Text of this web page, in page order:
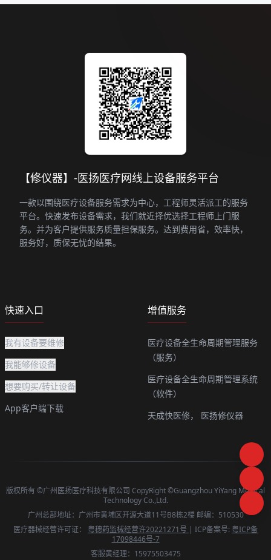
【修仪器】-医扬医疗网线上设备服务平台
一款以围绕医疗设备服务需求为中心，工程师灵活派工的服务
平台。快速发布设备需求，我们就近择优选择工程师上门服
务。并为客户提供服务质量担保服务。达到费用省，效率快，
服务好，质保无忧的结果。
快速入口
我有设备要维修
我能够修设备
想要购买/转让设备
App客户端下载
增值服务
医疗设备全生命周期管理服务
（服务）
医疗设备全生命周期管理系统
（软件）
天成快医修，
医扬修仪器
版权所有 ©广州医扬医疗科技有限公司 CopyRight ©Guangzhou YiYang Medical
Technology Co.,Ltd.
广州总部地址：广州市黄埔区开源大道11号B8栋2楼 邮编：510530
医疗器械经营许可证： 粤穗药监械经营许20221271号 | ICP备案号: 粤ICP备
17098446号-7
客服黄经理：15975503475